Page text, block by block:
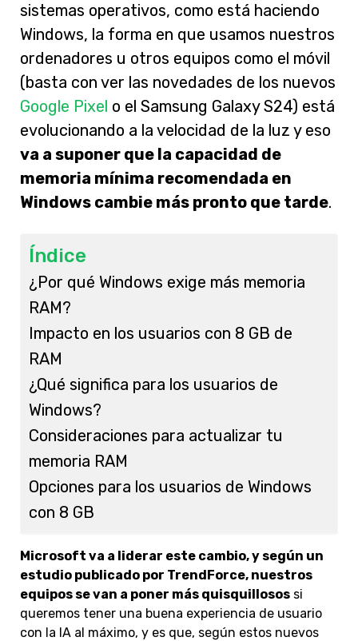
sistemas operativos, como está haciendo
Windows, la forma en que usamos nuestros
ordenadores u otros equipos como el móvil
(basta con ver las novedades de los nuevos
Google Pixel o el Samsung Galaxy S24) está
evolucionando a la velocidad de la luz y eso
va a suponer que la capacidad de
memoria mínima recomendada en
Windows cambie más pronto que tarde.
Índice
¿Por qué Windows exige más memoria
RAM?
Impacto en los usuarios con 8 GB de
RAM
¿Qué significa para los usuarios de
Windows?
Consideraciones para actualizar tu
memoria RAM
Opciones para los usuarios de Windows
con 8 GB
Microsoft va a liderar este cambio, y según un
estudio publicado por TrendForce, nuestros
equipos se van a poner más quisquillosos si
queremos tener una buena experiencia de usuario
con la IA al máximo, y es que, según estos nuevos